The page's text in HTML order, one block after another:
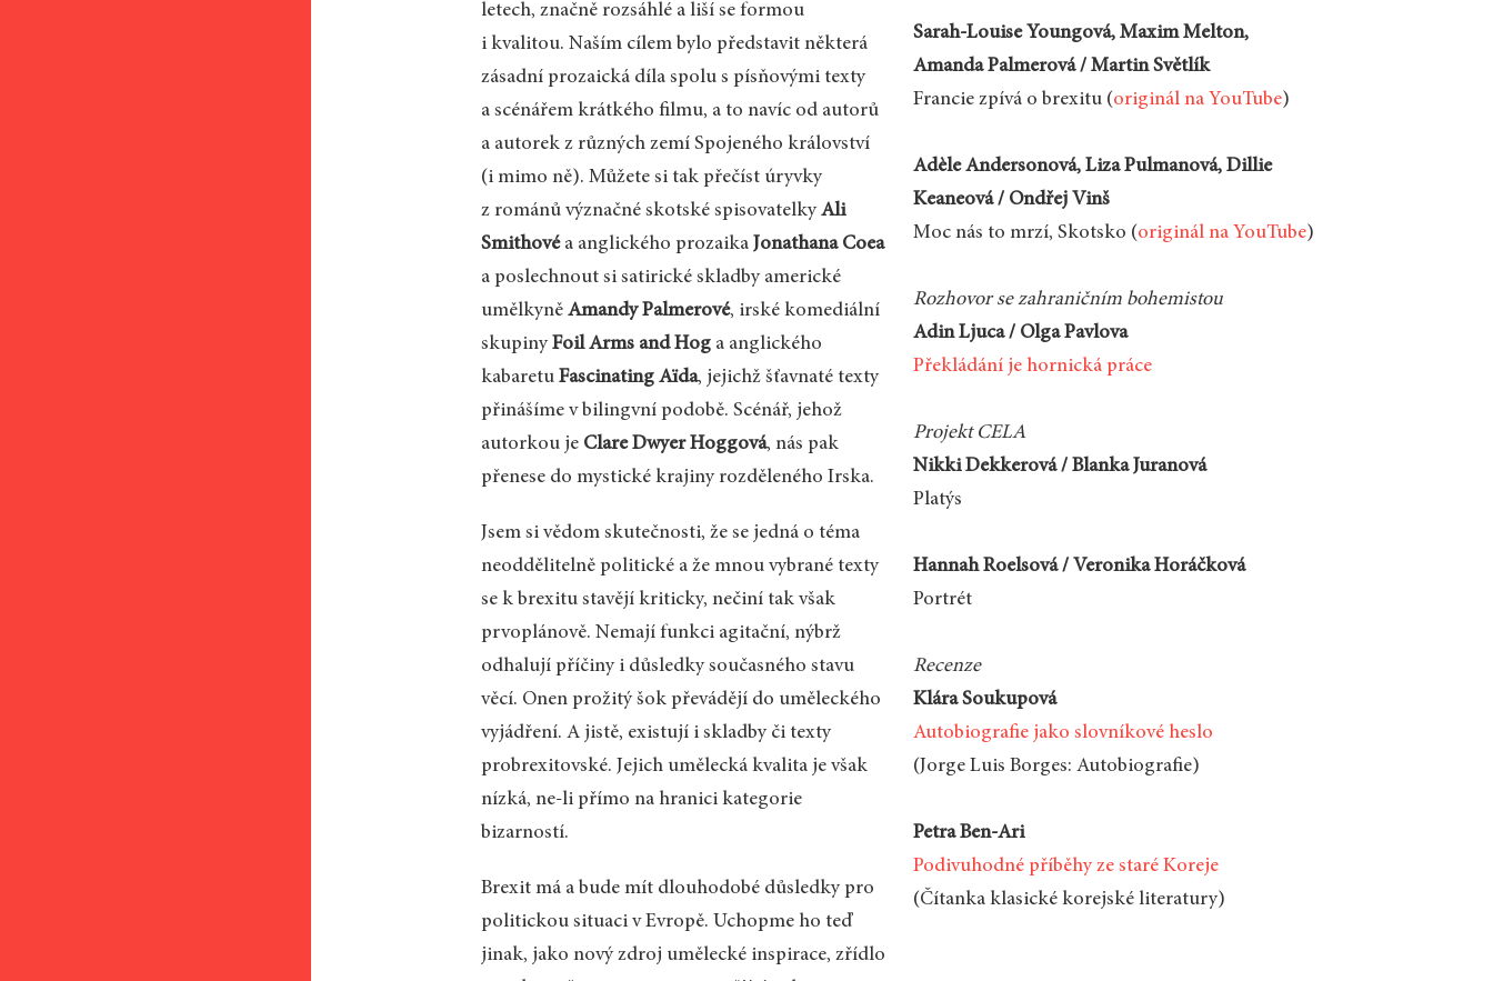
letech, značně rozsáhlé a liší se formou
i kvalitou. Naším cílem bylo představit některá
zásadní prozaická díla spolu s písňovými texty
a scénářem krátkého filmu, a to navíc od autorů
a autorek z různých zemí Spojeného království
(i mimo ně). Můžete si tak přečíst úryvky
z románů význačné skotské spisovatelkyAli
Smithovéa anglického prozaika Jonathana Coea
a poslechnout si satirické skladby americké
umělkyněAmandy Palmerové, irské komediální
skupinyFoil Arms and Hog a anglického
kabaretuFascinating Aïda, jejichž šťavnaté texty
přinášíme v bilingvní podobě. Scénář, jehož
autorkou je Clare Dwyer Hoggová, nás pak
přenese do mystické krajiny rozděleného Irska.
Jsem si vědom skutečnosti, že se jedná o téma
neoddělitelně politické a že mnou vybrané texty
se k brexitu stavějí kriticky, nečiní tak však
prvoplánově. Nemají funkci agitační, nýbrž
odhalují příčiny i důsledky současného stavu
věcí. Onen prožitý šok převádějí do uměleckého
vyjádření. A jistě, existují i skladby či texty
probrexitovské. Jejich umělecká kvalita je však
nízká, ne­-li přímo na hranici kategorie
bizarností.
Brexit má a bude mít dlouhodobé důsledky pro
politickou situaci v Evropě. Uchopme ho teď
jinak, jako nový zdroj umělecké inspirace, zřídlo
Sarah-Louise Youngová, Maxim Melton,
Amanda Palmerová / Martin Světlík
Francie zpívá o brexitu (originál na YouTube)
Adèle Andersonová, Liza Pulmanová, Dillie
Keaneová / Ondřej Vinš
Moc nás to mrzí, Skotsko (originál na YouTube)
Rozhovor se zahraničním bohemistou
Adin Ljuca / Olga Pavlova
Překládání je hornická práce
Projekt CELA
Nikki Dekkerová / Blanka Juranová
Platýs
Hannah Roelsová / Veronika Horáčková
Portrét
Recenze
Klára Soukupová
Autobiografie jako slovníkové heslo
(Jorge Luis Borges: Autobiografie)
Petra Ben‑Ari
Podivuhodné příběhy ze staré Koreje
(Čítanka klasické korejské literatury)